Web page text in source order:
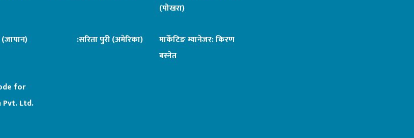
(पोखरा)
:सरिता पुरी (अमेरिका)
मार्केटिङ म्यानेजर: किरण
बस्नेत
for
Ltd.